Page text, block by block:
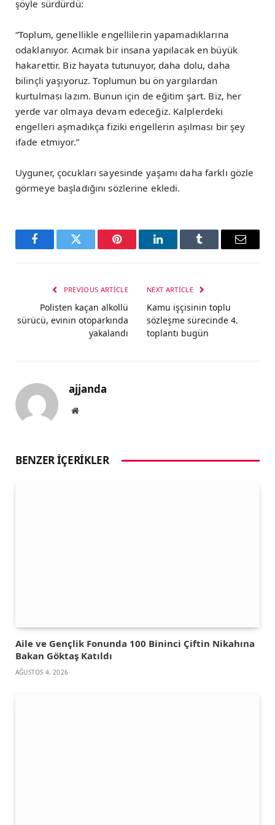
şöyle sürdürdü:
“Toplum, genellikle engellilerin yapamadıklarına
odaklanıyor. Acımak bir insana yapılacak en büyük
hakarettir. Biz hayata tutunuyor, daha dolu, daha
bilinçli yaşıyoruz. Toplumun bu ön yargılardan
kurtulması lazım. Bunun için de eğitim şart. Biz, her
yerde var olmaya devam edeceğiz. Kalplerdeki
engelleri aşmadıkça fiziki engellerin aşılması bir şey
ifade etmiyor.”
Uyguner, çocukları sayesinde yaşamı daha farklı gözle
görmeye başladığını sözlerine ekledi.
FacebookTwitter Pinterest LinkedInTumblr Email
PREVIOUS ARTICLE
Polisten kaçan alkollü
sürücü, evinin otoparkında
yakalandı
NEXT ARTICLE
Kamu işçisinin toplu
sözleşme sürecinde 4.
toplantı bugün
ajjanda
Website
BENZER İÇERIKLER
Aile ve Gençlik Fonunda 100 Bininci Çiftin Nikahına
Bakan Göktaş Katıldı
AĞUSTOS 4, 2026